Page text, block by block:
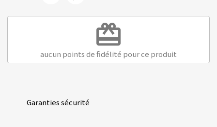
redeem
aucun points de fidélité pour ce produit
Garanties sécurité